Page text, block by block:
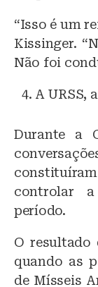
“Isso é um
Kissinger.
Não foi
A URSS,
Durante a
controlar
período.
O resultado
quando as
de Mísseis